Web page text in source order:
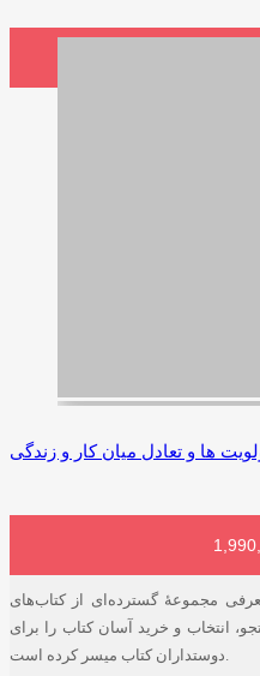
ها و تعادل میان کار و زندگی
خرید
مجموعۀ گسترده‌ای از کتاب‌های
انتخاب و خرید آسان کتاب را برای
دوستداران کتاب میسر کرده است.